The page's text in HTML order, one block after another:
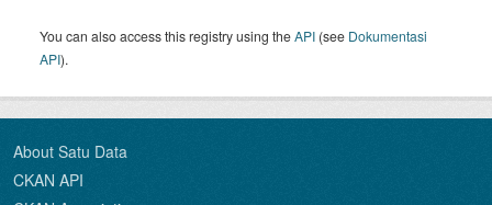
You can also access this registry using theAPI (see Dokumentasi
API).
About Satu Data
CKAN API